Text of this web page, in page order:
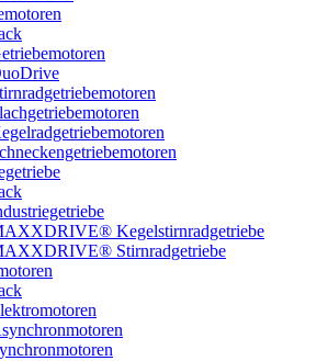
Kegelstirnradgetriebe
Stirnradgetriebe